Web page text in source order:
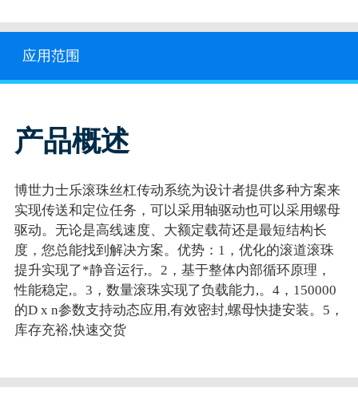
应用范围
产品概述
博世力士乐滚珠丝杠传动系统为设计者提供多种方案来
实现传送和定位任务，可以采用轴驱动也可以采用螺母
驱动。无论是高线速度、大额定载荷还是最短结构长
度，您总能找到解决方案。优势：1，优化的滚道滚珠
提升实现了*静音运行,。2，基于整体内部循环原理，
性能稳定,。3，数量滚珠实现了负载能力,。4，150000
的D x n参数支持动态应用,有效密封,螺母快捷安装。5，
库存充裕,快速交货